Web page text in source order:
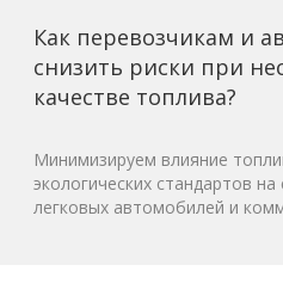
Как перевозчикам и
снизить риски при
качестве топлива?
Минимизируем влияние
экологических стандартов
легковых автомобилей и